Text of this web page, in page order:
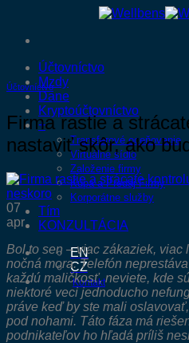
content
Účtovníctvo
Mzdy
Dane
Kryptoúčtovníctvo
+
Transferové oceňovanie
Virtuálne sídlo
Založenie firmy
Kúpa a Predaj Firmy
Korporátne služby
Tím
KONZULTÁCIA
EN
CZ
Kontakt
Účtovníctvo
Firma rastie a
nastaviť skôr, ako
07
apr
Bol to sen – viac zákaziek, viac
nočná mora. Telefón
každú maličkosť, neviete, kde
niektoré veci jednoducho
práve keď by ste mali
pod nohami. Táto fáza má
podnikateľov ho hľadá príliš